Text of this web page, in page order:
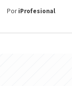
PoriProfesional